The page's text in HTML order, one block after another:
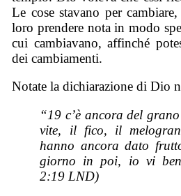
Le cose stavano per
loro prendere nota in modo
cui cambiavano, affinché
dei cambiamenti.
Notate la dichiarazione di Dio
“19 c’è ancora del
vite, il fico, il
hanno ancora dato
giorno in poi, io vi
2:19 LND)